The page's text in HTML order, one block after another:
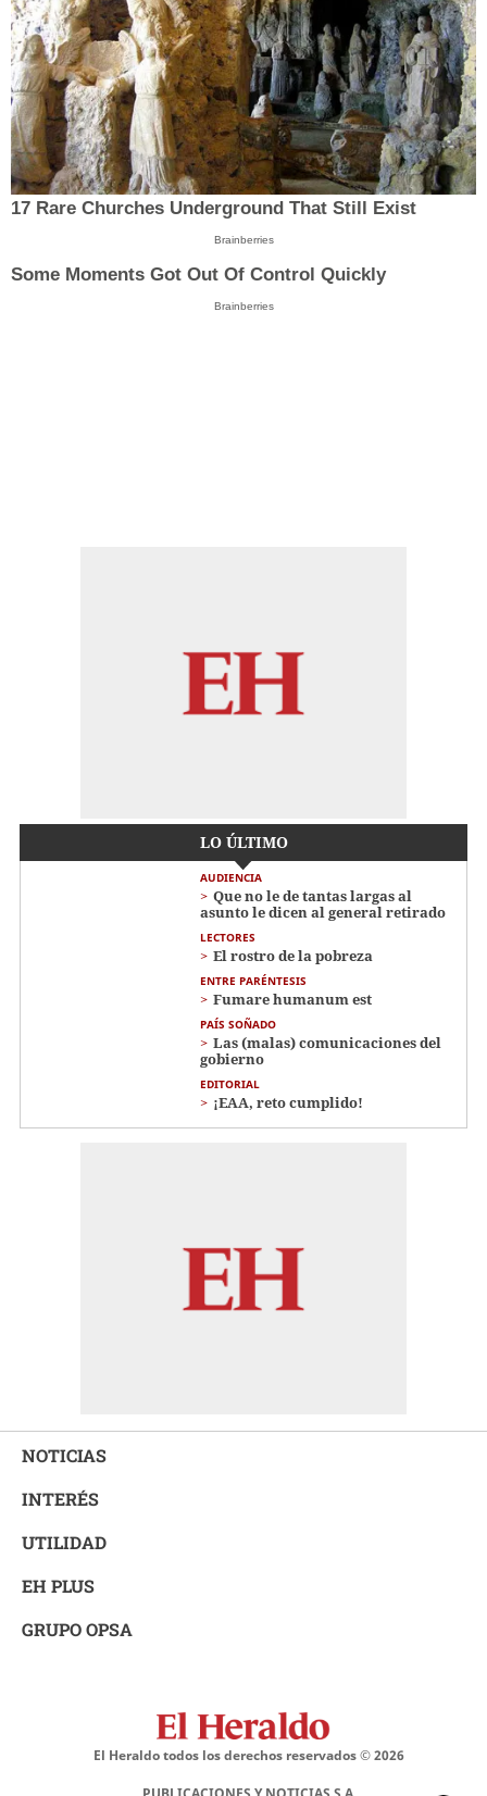
17 Rare Churches Underground That Still Exist
Brainberries
Some Moments Got Out Of Control Quickly
Brainberries
LO ÚLTIMO
AUDIENCIA
Que no le de tantas largas al
asunto le dicen al general retirado
LECTORES
El rostro de la pobreza
ENTRE PARÉNTESIS
Fumare humanum est
PAÍS SOÑADO
Las (malas) comunicaciones del
gobierno
EDITORIAL
¡EAA, reto cumplido!
NOTICIAS
INTERÉS
UTILIDAD
EH PLUS
GRUPO OPSA
El Heraldo todos los derechos reservados ©2026